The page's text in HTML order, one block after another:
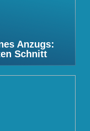
Anzugs:
Schnitt